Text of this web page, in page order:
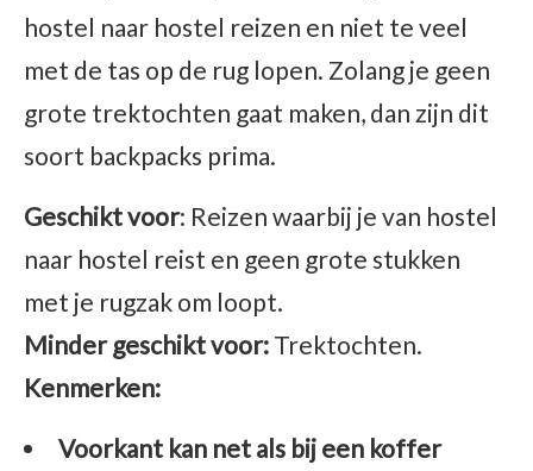
hostel naar hostel reizen en niet te veel
met de tas op de rug lopen. Zolang je geen
grote trektochten gaat maken, dan zijn dit
soort backpacks prima.
Geschiktvoor: Reizen waarbij je van hostel
naar hostel reist en geen grote stukken
met je rugzak om loopt.
Minder geschikt voor: Trektochten.
Kenmerken:
Voorkant kan net als bij een koffer